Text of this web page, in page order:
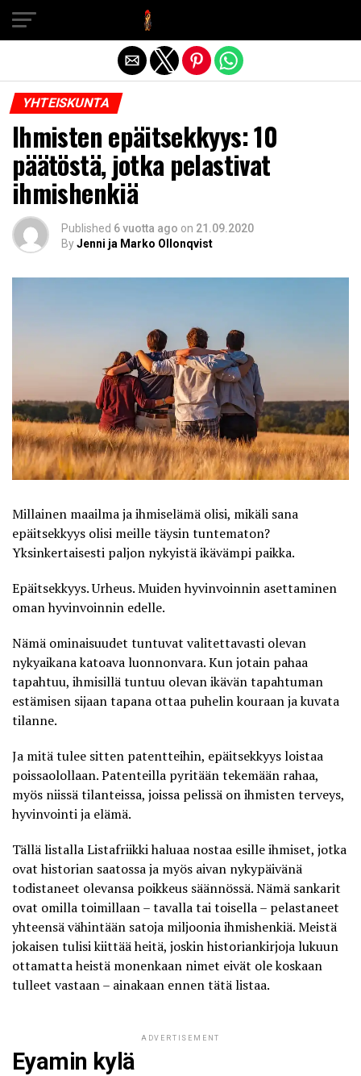
YHTEISKUNTA
Ihmisten epäitsekkyys: 10
päätöstä, jotka pelastivat
ihmishenkiä
Published 6 vuotta ago on 21.09.2020
ByJenni ja Marko Ollonqvist
Millainen maailma ja ihmiselämä olisi, mikäli sana
epäitsekkyys olisi meille täysin tuntematon?
Yksinkertaisesti paljon nykyistä ikävämpi paikka.
Epäitsekkyys. Urheus. Muiden hyvinvoinnin asettaminen
oman hyvinvoinnin edelle.
Nämä ominaisuudet tuntuvat valitettavasti olevan
nykyaikana katoava luonnonvara. Kun jotain pahaa
tapahtuu, ihmisillä tuntuu olevan ikävän tapahtuman
estämisen sijaan tapana ottaa puhelin kouraan ja kuvata
tilanne.
Ja mitä tulee sitten patentteihin, epäitsekkyys loistaa
poissaolollaan.Patenteilla pyritään tekemään rahaa,
myös niissä tilanteissa, joissa pelissä on ihmisten terveys,
hyvinvointi ja elämä.
Tällä listallaListafriikkihaluaa nostaa esille ihmiset, jotka
ovat historian saatossa ja myös aivan nykypäivänä
todistaneet olevansa poikkeus säännössä. Nämä sankarit
ovat omilla toimillaan – tavalla tai toisella – pelastaneet
yhteensä vähintään satoja miljoonia ihmishenkiä. Meistä
jokaisen tulisi kiittää heitä, joskin historiankirjoja lukuun
ottamatta heistä monenkaan nimet eivät ole koskaan
tulleet vastaan – ainakaan ennen tätä listaa.
ADVERTISEMENT
Eyamin kylä
Exit mobile version